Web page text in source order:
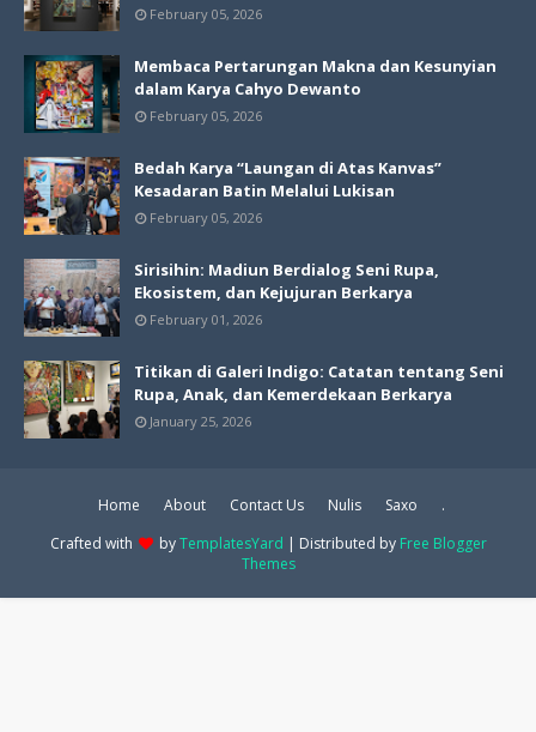
February 05, 2026
Membaca Pertarungan Makna dan Kesunyian
dalam Karya Cahyo Dewanto
February 05, 2026
Bedah Karya “Laungan di Atas Kanvas”
Kesadaran Batin Melalui Lukisan
February 05, 2026
Sirisihin: Madiun Berdialog Seni Rupa,
Ekosistem, dan Kejujuran Berkarya
February 01, 2026
Titikan di Galeri Indigo: Catatan tentang Seni
Rupa, Anak, dan Kemerdekaan Berkarya
January 25, 2026
Home About Contact Us Nulis Saxo
.
Crafted with
byTemplatesYard | Distributed by Free Blogger
Themes